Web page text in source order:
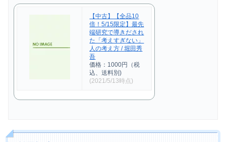
【中古】【全品10
倍！5/15限定】最先
端研究で導きだされ
た「考えすぎない」
人の考え方 / 堀田秀
吾
価格：1000円（税
込、送料別)
(2021/5/13時点)